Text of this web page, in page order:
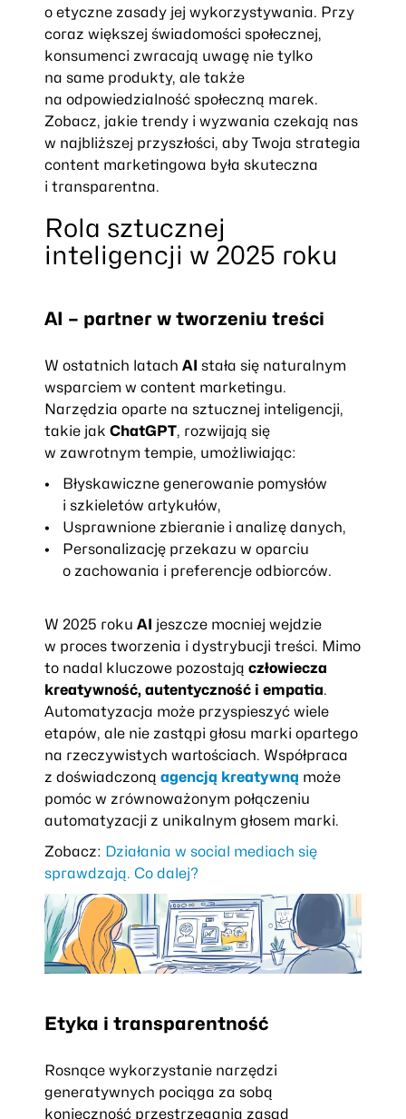
o etyczne zasady jej wykorzystywania. Przy
coraz większej świadomości społecznej,
konsumenci zwracają uwagę nie tylko
na same produkty, ale także
na odpowiedzialność społeczną marek.
Zobacz, jakie trendy i wyzwania czekają nas
w najbliższej przyszłości, aby Twoja strategia
content marketingowa była skuteczna
i transparentna.
Rola sztucznej
inteligencji w 2025 roku
AI – partner w tworzeniu treści
W ostatnich latach AI stała się naturalnym
wsparciem w content marketingu.
Narzędzia oparte na sztucznej inteligencji,
takie jak ChatGPT, rozwijają się
w zawrotnym tempie, umożliwiając:
Błyskawiczne generowanie pomysłów
i szkieletów artykułów,
Usprawnione zbieranie i analizę danych,
Personalizację przekazu w oparciu
o zachowania i preferencje odbiorców.
W 2025 roku AI jeszcze mocniej wejdzie
w proces tworzenia i dystrybucji treści. Mimo
to nadal kluczowe pozostają człowiecza
kreatywność, autentyczność i empatia.
Automatyzacja może przyspieszyć wiele
etapów, ale nie zastąpi głosu marki opartego
na rzeczywistych wartościach. Współpraca
z doświadczoną agencją kreatywną może
pomóc w zrównoważonym połączeniu
automatyzacji z unikalnym głosem marki.
Zobacz: Działania w social mediach się
sprawdzają. Co dalej?
Etyka i transparentność
Rosnące wykorzystanie narzędzi
generatywnych pociąga za sobą
konieczność przestrzegania zasad